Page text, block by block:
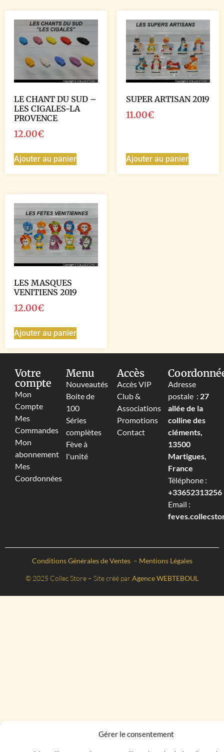
Gérer le consentement
LE CHANT DU SUD –
LES CIGALES-LA
PROVENCE
12.00€
Ajouter au panier
SUPER ARTISAN 2019
11.00€
Ajouter au panier
LES MASQUES
VENITIENS 2019
12.00€
Ajouter au panier
Votre
compte
Mon
Compte
Mes
Commandes
Mon
abonnement
Mes
Coordonnées
Menu
Nouveautés
Boite de
100
Séries
complètes
Fève à
l'unité
Accès
Accès VIP
Club &
Associations
Promotions
Contact
Adresse
postale : 27
allée de la
colline des
cléments,
13500
Martigues,
France
Téléphone :
+33652313256‬
Email :
Conditions Générales de Ventes – Mentions Légales
© 2025 Collec Store – Site créé par Agence WEBTEBOUL